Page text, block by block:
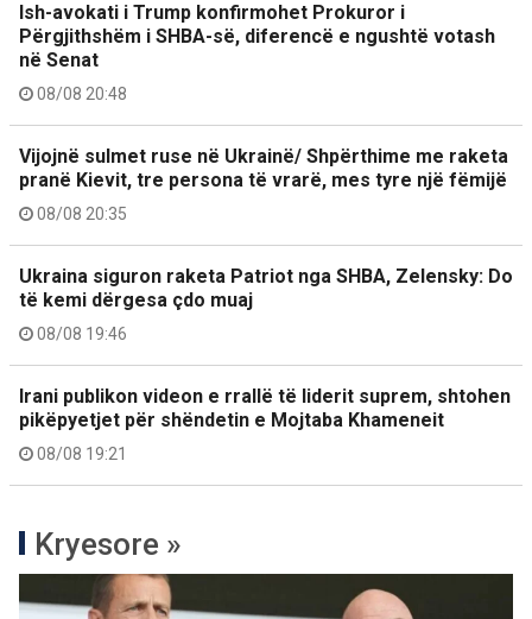
Ish-avokati i Trump konfirmohet Prokuror i
Përgjithshëm i SHBA-së, diferencë e ngushtë votash
në Senat
08/08 20:48
Vijojnë sulmet ruse në Ukrainë/ Shpërthime me raketa
pranë Kievit, tre persona të vrarë, mes tyre një fëmijë
08/08 20:35
Ukraina siguron raketa Patriot nga SHBA, Zelensky: Do
të kemi dërgesa çdo muaj
08/08 19:46
Irani publikon videon e rrallë të liderit suprem, shtohen
pikëpyetjet për shëndetin e Mojtaba Khameneit
08/08 19:21
Kryesore »